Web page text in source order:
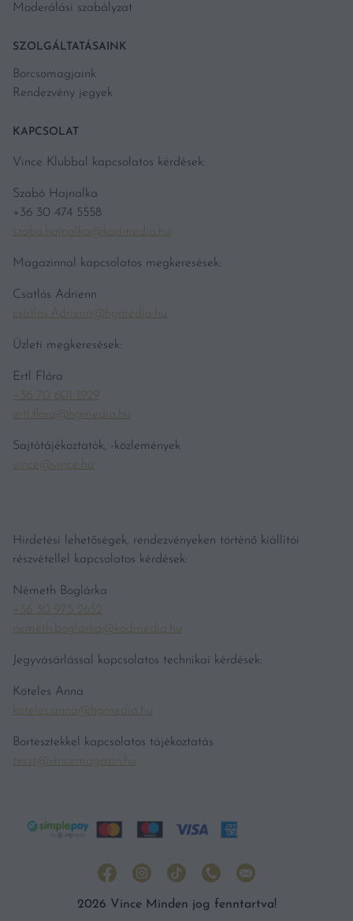
Moderálási szabályzat
SZOLGÁLTATÁSAINK
Borcsomagjaink
Rendezvény jegyek
KAPCSOLAT
Vince Klubbal kapcsolatos kérdések:
Szabó Hajnalka
+36 30 474 5558
szabo.hajnalka@kodmedia.hu
Magazinnal kapcsolatos megkeresések:
Csatlós Adrienn
csatlos.Adrienn@hgmedia.hu
Üzleti megkeresések:
Ertl Flóra
+36 70 601 1929
ertl.flora@hgmedia.hu
Sajtótájékoztatók, -közlemények
vince@vince.hu
Hirdetési lehetőségek, rendezvényeken történő kiállítói
részvétellel kapcsolatos kérdések:
Németh Boglárka
+36 30 975 2652
nemeth.boglarka@kodmedia.hu
Jegyvásárlással kapcsolatos technikai kérdések:
Köteles Anna
koteles.anna@hgmedia.hu
Bortesztekkel kapcsolatos tájékoztatás
teszt@vincemagazin.hu
2026 Vince Minden jog fenntartva!